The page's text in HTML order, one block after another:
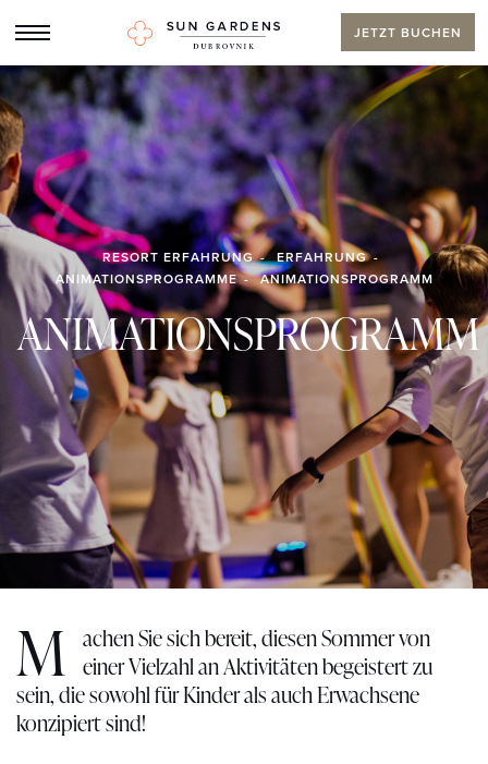
JETZT BUCHEN
RESORT ERFAHRUNG
ERFAHRUNG
ANIMATIONSPROGRAMME
ANIMATIONSPROGRAMM
ANIMATIONSPROGRAMM
M achen Sie sich bereit, diesen Sommer von
einer Vielzahl an Aktivitäten begeistert zu
sein, die sowohl für Kinder als auch Erwachsene
konzipiert sind!